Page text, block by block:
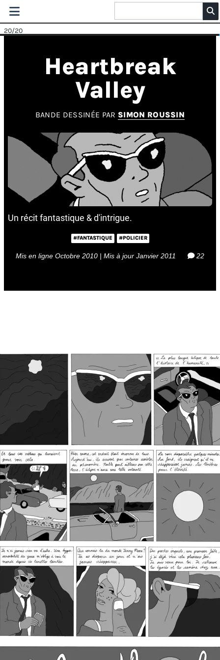
20/20
Heartbreak
Valley
BANDE DESSINÉE PAR SIMON ROUSSIN
Un récit fantastique & d'intrigue.
#FANTASTIQUE #POLICIER
Mis en ligne Octobre 2010 | Mis à jour Janvier 2011 22